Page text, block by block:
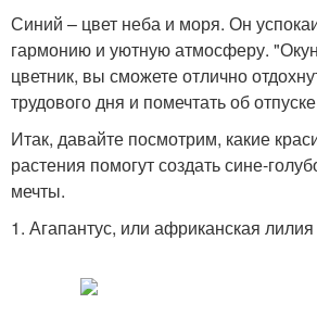
Синий – цвет неба и моря. Он
гармонию и уютную атмосферу.
цветник, вы сможете отлично
трудового дня и помечтать об
Итак, давайте посмотрим, какие
растения помогут создать сине-
мечты.
1. Агапантус, или африканская лилия